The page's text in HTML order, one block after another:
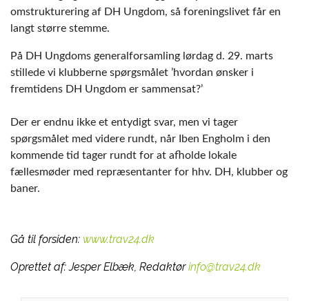
omstrukturering af DH Ungdom, så foreningslivet får en
langt større stemme.
På DH Ungdoms generalforsamling lørdag d. 29. marts
stillede vi klubberne spørgsmålet ’hvordan ønsker i
fremtidens DH Ungdom er sammensat?’
Der er endnu ikke et entydigt svar, men vi tager
spørgsmålet med videre rundt, når Iben Engholm i den
kommende tid tager rundt for at afholde lokale
fællesmøder med repræsentanter for hhv. DH, klubber og
baner.
Gå til forsiden: www.trav24.dk
Oprettet af:Jesper Elbæk, Redaktør info@trav24.dk